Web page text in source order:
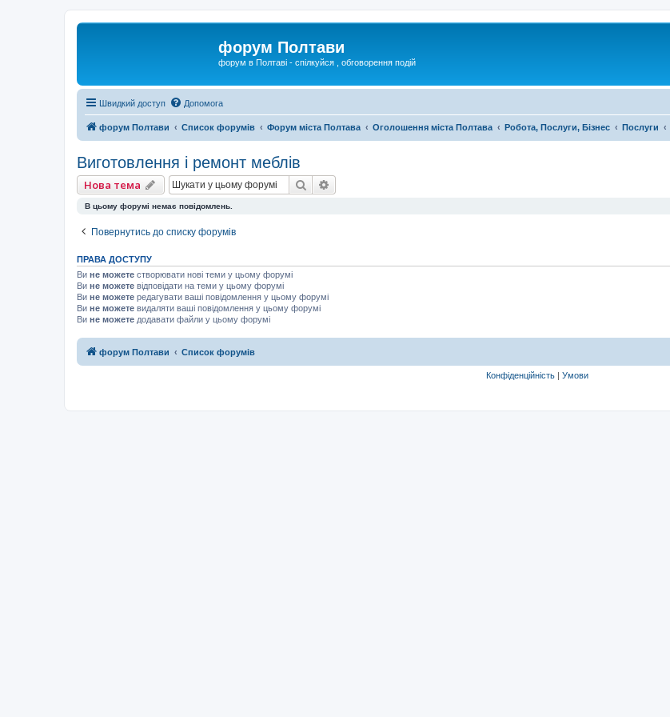
форум Полтави
форум в Полтаві - спілкуйся , обговорення подій
Швидкий доступ Допомога
форум Полтави Список форумів Форум міста Полтава Оголошення міста Полтава Робота, Послуги, Бізнес Послуги
Виготовлення і ремонт меблів
Нова тема Пошук
В цьому форумі немає повідомлень.
Повернутись до списку форумів
ПРАВА ДОСТУПУ
Ви не можете створювати нові теми у цьому форумі
Ви не можете відповідати на теми у цьому форумі
Ви не можете редагувати ваші повідомлення у цьому форумі
Ви не можете видаляти ваші повідомлення у цьому форумі
Ви не можете додавати файли у цьому форумі
форум Полтави Список форумів
Конфіденційність | Умови